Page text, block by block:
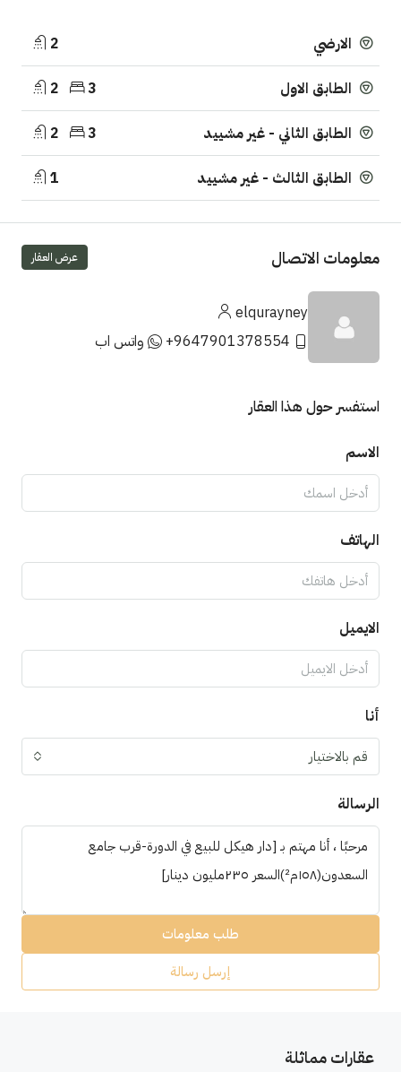
الارضي 2
الطابق الاول 3
2
الطابق الثاني - غير مشييد 3
2
الطابق الثالث - غير مشييد 1
معلومات الاتصال عرض العقار
elqurayney
+9647901378554
واتس اب
استفسر حول هذا العقار
الاسم
الهاتف
الايميل
أنا
قم بالاختيار
الرسالة
طلب معلومات
إرسل رسالة
عقارات مماثلة